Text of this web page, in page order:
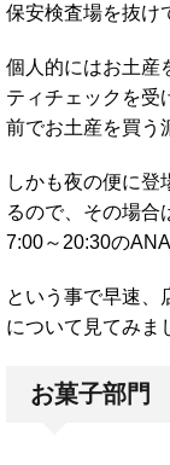
保安検査場を抜け
個人的にはお土産
ティチェックを受
前でお土産を買う
しかも夜の便に登
るので、その場合
7:00～20:30の
という事で早速、
について見てみま
お菓子部門